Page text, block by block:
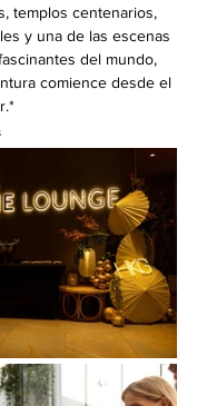
templos centenarios,
y una de las escenas
del mundo,
comience desde el